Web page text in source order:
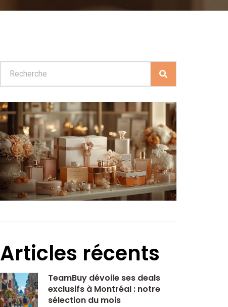
Articles récents
TeamBuy dévoile ses deals
exclusifs à Montréal : notre
sélection du mois